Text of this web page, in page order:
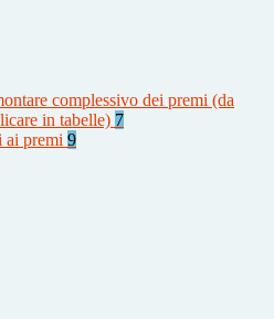
complessivo dei premi (da
in tabelle) 7
ai premi 9